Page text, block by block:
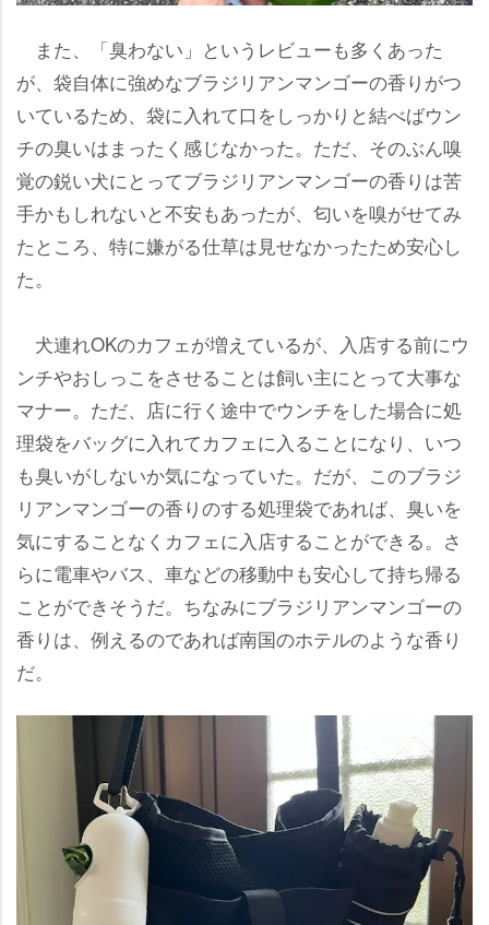
また、「臭わない」というレビューも多くあった
が、袋自体に強めなブラジリアンマンゴーの香りがつ
いているため、袋に入れて口をしっかりと結べばウン
チの臭いはまったく感じなかった。ただ、そのぶん嗅
覚の鋭い犬にとってブラジリアンマンゴーの香りは苦
手かもしれないと不安もあったが、匂いを嗅がせてみ
たところ、特に嫌がる仕草は見せなかったため安心し
た。
犬連れOKのカフェが増えているが、入店する前にウ
ンチやおしっこをさせることは飼い主にとって大事な
マナー。ただ、店に行く途中でウンチをした場合に処
理袋をバッグに入れてカフェに入ることになり、いつ
も臭いがしないか気になっていた。だが、このブラジ
リアンマンゴーの香りのする処理袋であれば、臭いを
気にすることなくカフェに入店することができる。さ
らに電車やバス、車などの移動中も安心して持ち帰る
ことができそうだ。ちなみにブラジリアンマンゴーの
香りは、例えるのであれば南国のホテルのような香り
だ。